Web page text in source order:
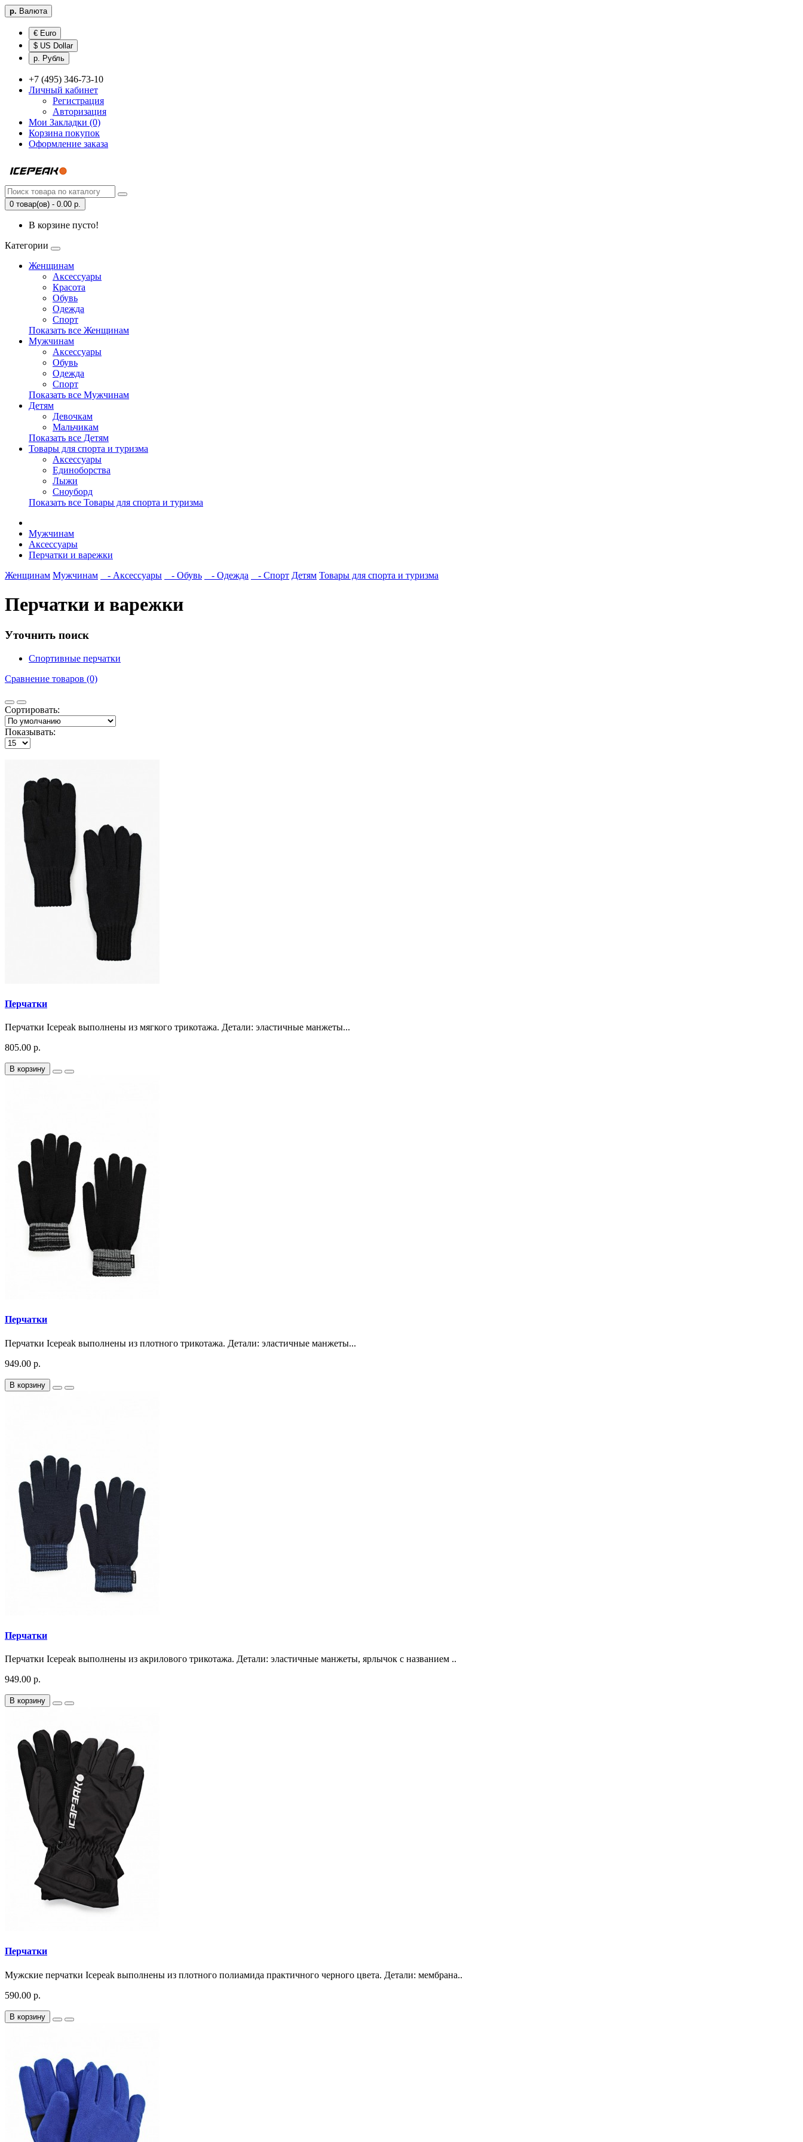
р. Валюта
€ Euro
$ US Dollar
р. Рубль
+7 (495) 346-73-10
Личный кабинет
Регистрация
Авторизация
Мои Закладки (0)
Корзина покупок
Оформление заказа
0 товар(ов) - 0.00 р.
В корзине пусто!
Категории
Женщинам
Аксессуары
Красота
Обувь
Одежда
Спорт
Показать все Женщинам
Мужчинам
Аксессуары
Обувь
Одежда
Спорт
Показать все Мужчинам
Детям
Девочкам
Мальчикам
Показать все Детям
Товары для спорта и туризма
Аксессуары
Единоборства
Лыжи
Сноуборд
Показать все Товары для спорта и туризма
Мужчинам
Аксессуары
Перчатки и варежки
Женщинам Мужчинам - Аксессуары - Обувь - Одежда - Спорт Детям Товары для спорта и туризма
Перчатки и варежки
Уточнить поиск
Спортивные перчатки
Сравнение товаров (0)
Сортировать:
Показывать:
Перчатки
Перчатки Icepeak выполнены из мягкого трикотажа. Детали: эластичные манжеты...
805.00 р.
В корзину
Перчатки
Перчатки Icepeak выполнены из плотного трикотажа. Детали: эластичные манжеты...
949.00 р.
В корзину
Перчатки
Перчатки Icepeak выполнены из акрилового трикотажа. Детали: эластичные манжеты, ярлычок с названием ..
949.00 р.
В корзину
Перчатки
Мужские перчатки Icepeak выполнены из плотного полиамида практичного черного цвета. Детали: мембрана..
590.00 р.
В корзину